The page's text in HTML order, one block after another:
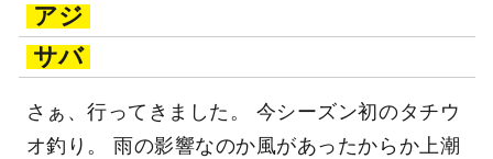
アジ
サバ
さぁ、行ってきました。 今シーズン初のタチウ
オ釣り。 雨の影響なのか風があったからか上潮